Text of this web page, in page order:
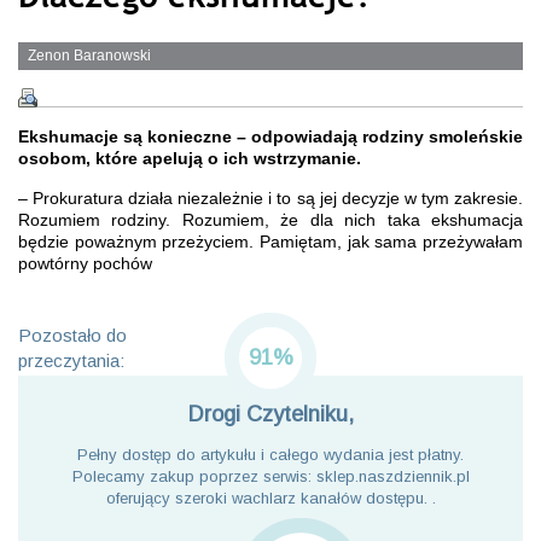
Zenon Baranowski
Ekshumacje są konieczne – odpowiadają rodziny smoleńskie
osobom, które apelują o ich wstrzymanie.
– Prokuratura działa niezależnie i to są jej decyzje w tym zakresie.
Rozumiem rodziny. Rozumiem, że dla nich taka ekshumacja
będzie poważnym przeżyciem. Pamiętam, jak sama przeżywałam
powtórny pochów
Pozostało do
przeczytania:
91%
Drogi Czytelniku,
Pełny dostęp do artykułu i całego wydania jest płatny.
Polecamy zakup poprzez serwis: sklep.naszdziennik.pl
oferujący szeroki wachlarz kanałów dostępu. .